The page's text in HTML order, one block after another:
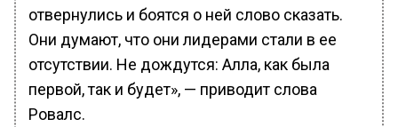
отвернулись и боятся о ней слово сказать.
Они думают, что они лидерами стали в ее
отсутствии. Не дождутся: Алла, как была
первой, так и будет», — приводит слова
Ровалс.